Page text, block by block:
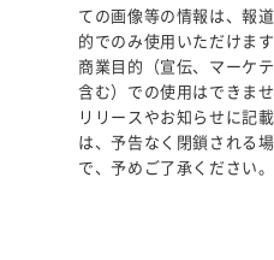
ての画像等の情報は、報
的でのみ使用いただけます
商業目的（宣伝、マーケ
含む）での使用はできませ
リリースやお知らせに記
は、予告なく閉鎖される
で、予めご了承ください。